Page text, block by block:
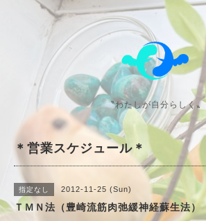
〝わたしが自分らしく〟
＊営業スケジュール＊
指定なし 2012-11-25 (Sun)
ＴＭＮ法（豊崎流筋肉弛緩神経蘇生法）